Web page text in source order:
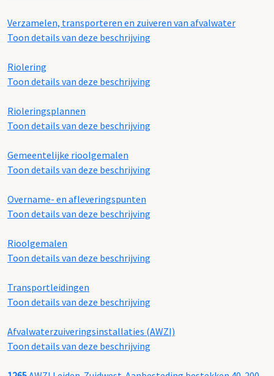
Verzamelen, transporteren en zuiveren van afvalwater
Toon details van deze beschrijving
Riolering
Toon details van deze beschrijving
Rioleringsplannen
Toon details van deze beschrijving
Gemeentelijke rioolgemalen
Toon details van deze beschrijving
Overname- en afleveringspunten
Toon details van deze beschrijving
Rioolgemalen
Toon details van deze beschrijving
Transportleidingen
Toon details van deze beschrijving
Afvalwaterzuiveringsinstallaties (AWZI)
Toon details van deze beschrijving